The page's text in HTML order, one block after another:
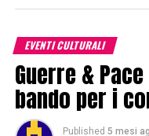
EVENTI CULTURALI
Guerre &
bando per i
Published 5 mesi